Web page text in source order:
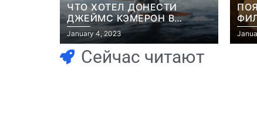
ЧТО ХОТЕЛ ДОНЕСТИ
ДЖЕЙМС КЭМЕРОН В
ФИЛЬМЕ “АВАТАР: ПУТЬ
ВОДЫ”
January 4, 2023
Сейчас читают